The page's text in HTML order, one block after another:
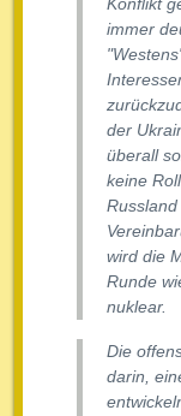
Konflikt
immer
der
überall
keine
wird die
Runde
nuklear.
Die
darin,